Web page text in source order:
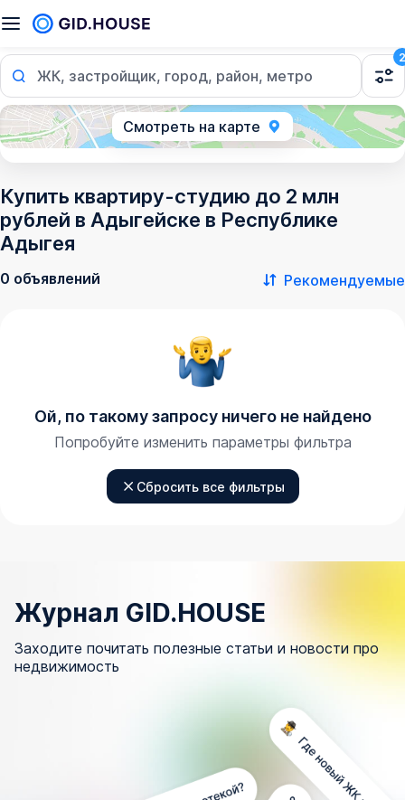
ЖК, застройщик, город, район, метро
2
Смотреть на карте
Купить квартиру-студию до 2 млн
рублей в Адыгейске в Республике
Адыгея
0 объявлений Рекомендуемые
Ой, по такому запросу ничего не найдено
Попробуйте изменить параметры фильтра
Сбросить все фильтры
Журнал GID.HOUSE
Заходите почитать полезные статьи и новости про
недвижимость